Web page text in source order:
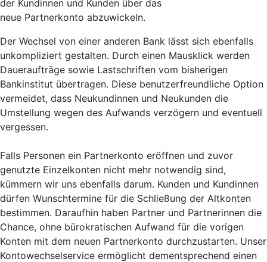
der Kundinnen und Kunden über das
neue Partnerkonto abzuwickeln.
Der Wechsel von einer anderen Bank lässt sich ebenfalls
unkompliziert gestalten. Durch einen Mausklick werden
Daueraufträge sowie Lastschriften vom bisherigen
Bankinstitut übertragen. Diese benutzerfreundliche Option
vermeidet, dass Neukundinnen und Neukunden die
Umstellung wegen des Aufwands verzögern und eventuell
vergessen.
Falls Personen ein Partnerkonto eröffnen und zuvor
genutzte Einzelkonten nicht mehr notwendig sind,
kümmern wir uns ebenfalls darum. Kunden und Kundinnen
dürfen Wunschtermine für die Schließung der Altkonten
bestimmen. Daraufhin haben Partner und Partnerinnen die
Chance, ohne bürokratischen Aufwand für die vorigen
Konten mit dem neuen Partnerkonto durchzustarten. Unser
Kontowechselservice ermöglicht dementsprechend einen